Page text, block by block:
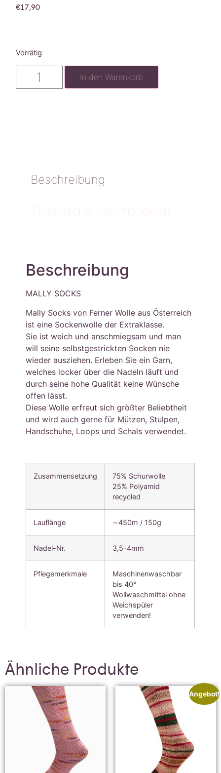
€17,90
Vorrätig
In den Warenkorb
Beschreibung
Zusätzliche Informationen
Beschreibung
MALLY SOCKS
Mally Socks von Ferner Wolle aus Österreich
ist eine Sockenwolle der Extraklasse.
Sie ist weich und anschmiegsam und man
will seine selbstgestrickten Socken nie
wieder ausziehen. Erleben Sie ein Garn,
welches locker über die Nadeln läuft und
durch seine hohe Qualität keine Wünsche
offen lässt.
Diese Wolle erfreut sich größter Beliebtheit
und wird auch gerne für Mützen, Stulpen,
Handschuhe, Loops und Schals verwendet.
Zusammensetzung
75% Schurwolle
25% Polyamid
recycled
Lauflänge ∼450m / 150g
Nadel-Nr. 3,5-4mm
Pflegemerkmale
Maschinenwaschbar
bis 40°
Wollwaschmittel ohne
Weichspüler
verwenden!
Ähnliche Produkte
Angebot!